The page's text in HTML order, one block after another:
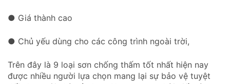
● Giá thành cao
● Chủ yếu dùng cho các công trình ngoài trời,
Trên đây là 9 loại sơn chống thấm tốt nhất hiện nay
được nhiều người lựa chọn mang lại sự bảo vệ tuyệt